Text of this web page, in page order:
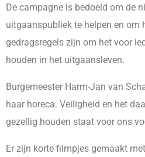
De campagne is bedoeld om de
uitgaanspubliek te helpen en om
gedragsregels zijn om het voor
houden in het uitgaansleven.
Burgemeester Harm-Jan van
haar horeca. Veiligheid en het
gezellig houden staat voor ons
Er zijn korte filmpjes gemaakt